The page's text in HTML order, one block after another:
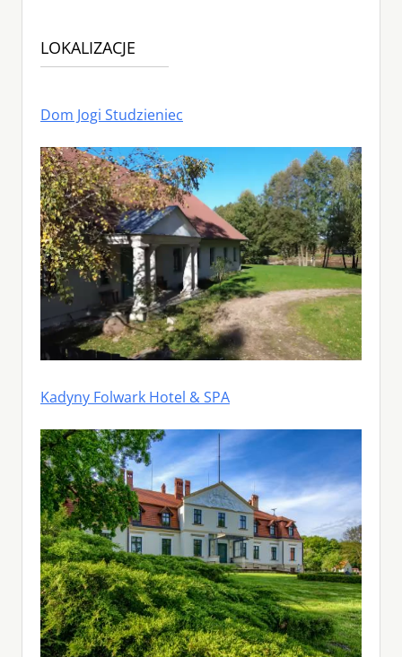
LOKALIZACJE
Dom Jogi Studzieniec
Kadyny Folwark Hotel & SPA